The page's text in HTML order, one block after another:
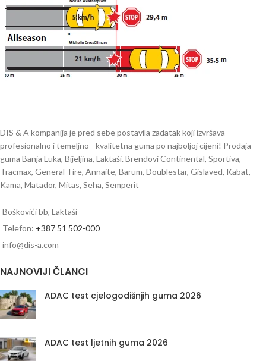
DIS & A kompanija je pred sebe postavila zadatak koji izvršava
profesionalno i temeljno - kvalitetna guma po najboljoj cijeni! Prodaja
guma Banja Luka, Bijeljina, Laktaši. Brendovi Continental, Sportiva,
Tracmax, General Tire, Annaite, Barum, Doublestar, Gislaved, Kabat,
Kama, Matador, Mitas, Seha, Semperit
Boškovići bb, Laktaši
Telefon: +387 51 502-000
info@dis-a.com
NAJNOVIJI ČLANCI
ADAC test cjelogodišnjih guma 2026
ADAC test ljetnih guma 2026